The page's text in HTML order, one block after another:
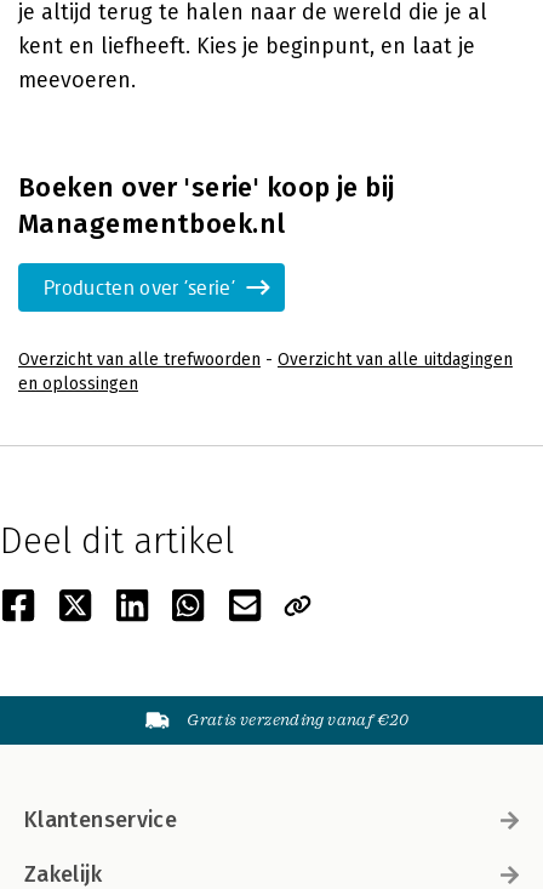
je altijd terug te halen naar de wereld die je al
kent en liefheeft. Kies je beginpunt, en laat je
meevoeren.
Boeken over 'serie' koop je bij
Managementboek.nl
Producten over 'serie'
Overzicht van alle trefwoorden - Overzicht van alle uitdagingen
en oplossingen
Deel dit artikel
Gratis verzending vanaf €20
Klantenservice
Zakelijk